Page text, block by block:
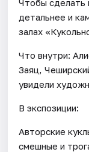
Чтобы
детальнее и
залах
Что внутри:
Заяц,
увидели
В экспозиции:
Авторские
смешные и